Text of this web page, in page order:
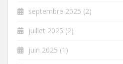
septembre 2025 (2)
juillet 2025 (2)
juin 2025 (1)